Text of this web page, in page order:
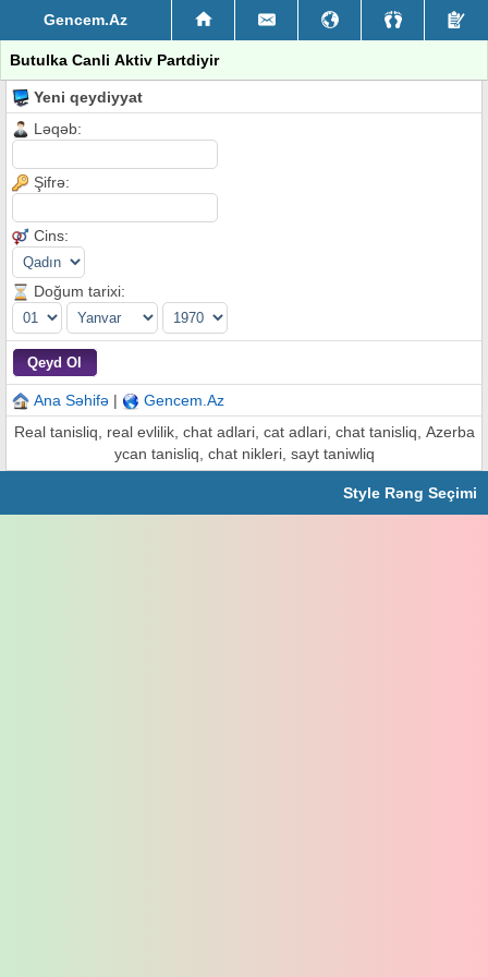
Gencem.Az
Butulka Canli Aktiv Partdiyir
Yeni qeydiyyat
Ləqəb:
Şifrə:
Cins:
Doğum tarixi:
Ana Səhifə |
Gencem.Az
Real tanisliq, real evlilik, chat adlari, cat adlari, chat tanisliq, Azerba
ycan tanisliq, chat nikleri, sayt taniwliq
Style Rəng Seçimi